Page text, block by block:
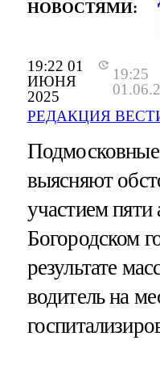
19:22 01
ИЮНЯ
2025
19:25
РЕДАКЦИЯ
НОВОСТЯМИ:
выясняют
участием пяти
Богородском
результате
водитель на